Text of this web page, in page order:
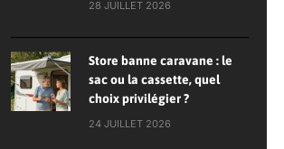
28 JUILLET 2026
Store banne caravane : le
sac ou la cassette, quel
choix privilégier ?
24 JUILLET 2026